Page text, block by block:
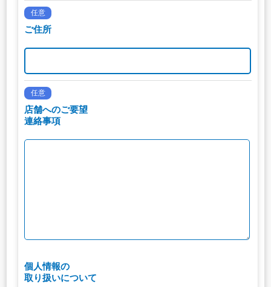
任意
ご住所
任意
店舗へのご要望
連絡事項
個人情報の
取り扱いについて